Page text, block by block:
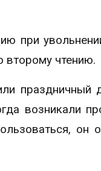
при
второму чтению.
праздничный
возникали
он